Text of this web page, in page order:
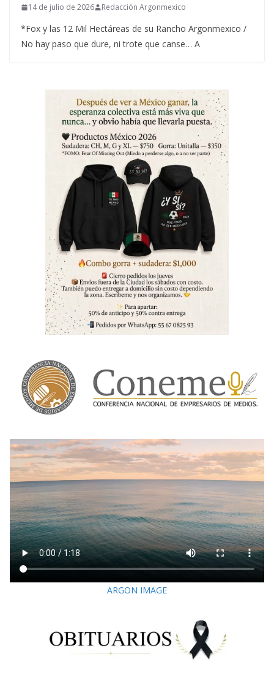
14 de julio de 2026 Redacción Argonmexico
*Fox y las 12 Mil Hectáreas de su Rancho Argonmexico /
No hay paso que dure, ni trote que canse… A
ARGON IMAGE